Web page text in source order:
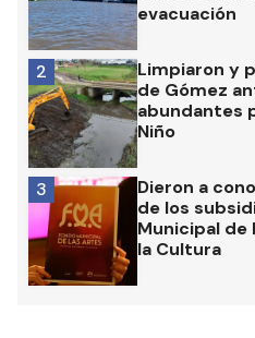
evacuación
Limpiaron y
de Gómez
abundantes
Niño
2
Dieron a
de los
Municipal de
la Cultura
3